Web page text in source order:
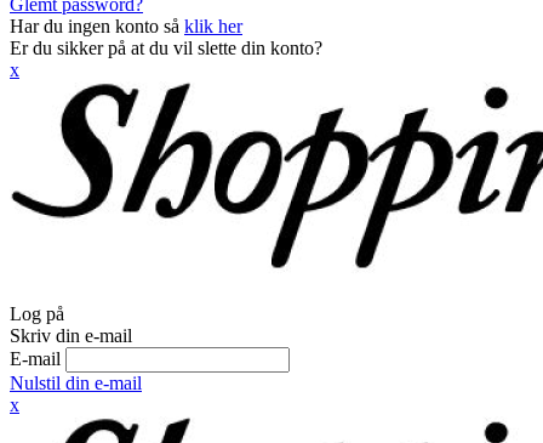
Glemt password?
Har du ingen konto så klik her
Er du sikker på at du vil slette din konto?
x
Log på
Skriv din e-mail
E-mail
Nulstil din e-mail
x